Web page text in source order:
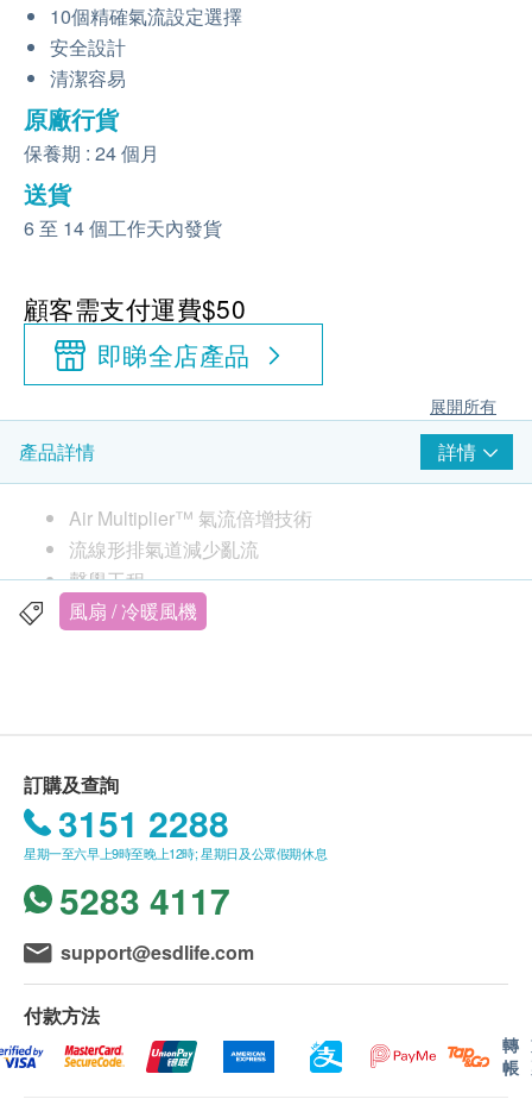
10個精確氣流設定選擇
安全設計
清潔容易
原廠行貨
保養期 : 24 個月
送貨
6 至 14 個工作天內發貨
顧客需支付運費$50
即睇全店產品
展開所有
產品詳情 詳情
Air Multiplier™ 氣流倍增技術
流線形排氣道減少亂流
聲學工程
睡眠計時器
造穩定的高速強風。無需扇葉，亦無斷續氣流。
60%更寧靜
流線形排氣道減少亂流，令AM07比AM02更寧靜
60%。
10%更慳電
精心設計以製造強勁涼風，並比AM02節省更多電
力。
睡眠計時器
可以預設15分鐘至9小時後關機。
遙控器
風扇 / 冷暖風機
訂購及查詢
3151 2288
星期一至六早上9時至晚上12時; 星期日及公眾假期休息
5283 4117
support@esdlife.com
付款方法
轉
帳